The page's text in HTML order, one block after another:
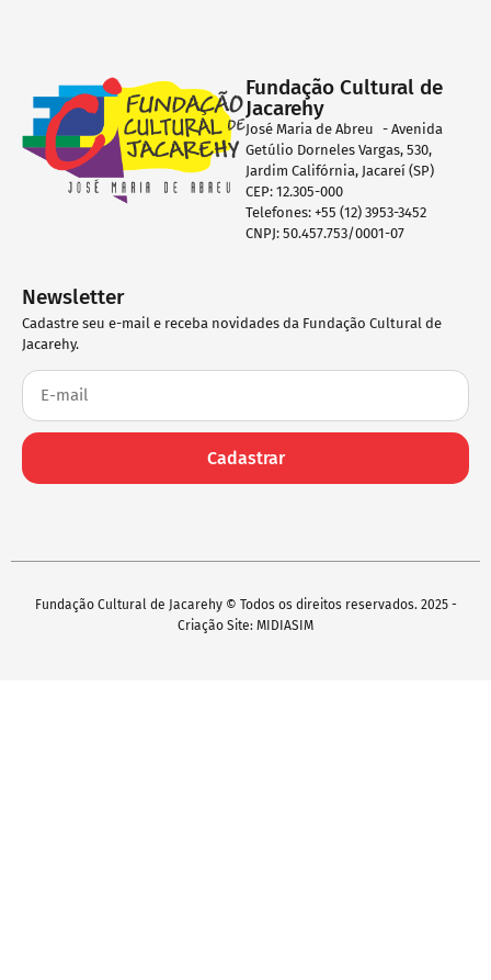
Fundação Cultural de
Jacarehy
José Maria de Abreu - Avenida
Getúlio Dorneles Vargas, 530,
Jardim Califórnia, Jacareí (SP)
CEP: 12.305-000
Telefones: +55 (12) 3953-3452
CNPJ: 50.457.753/0001-07
Newsletter
Cadastre seu e-mail e receba novidades da Fundação Cultural de
Jacarehy.
Cadastrar
Fundação Cultural de Jacarehy © Todos os direitos reservados. 2025 -
Criação Site: MIDIASIM